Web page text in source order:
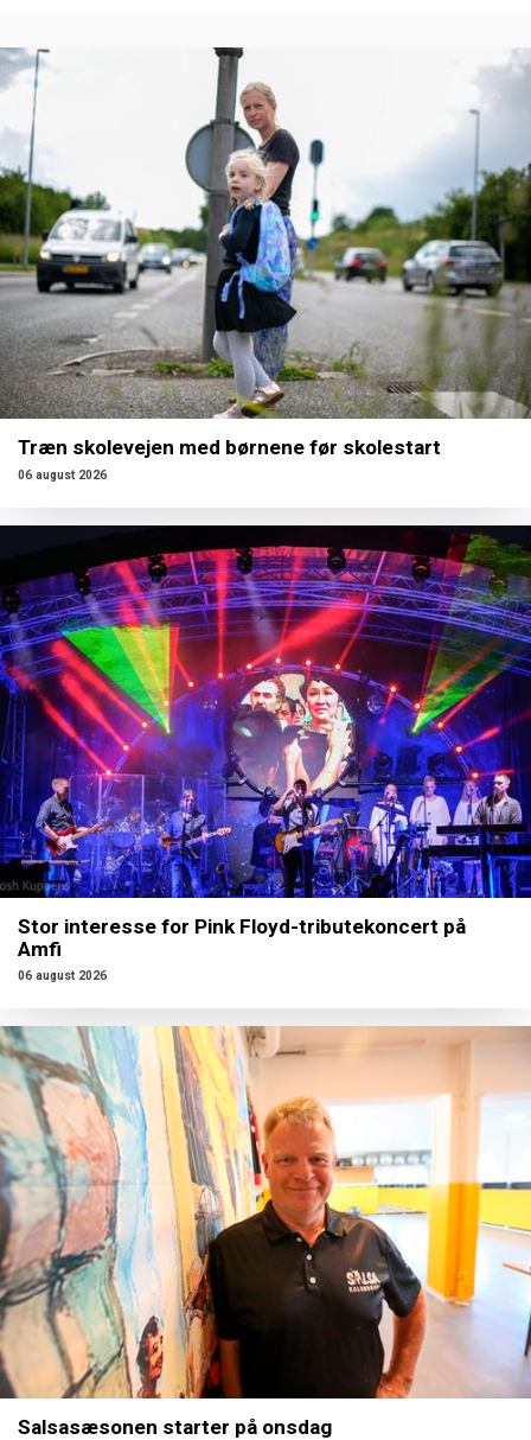
Træn skolevejen med børnene før skolestart
06 august 2026
Stor interesse for Pink Floyd-tributekoncert på
Amfi
06 august 2026
Salsasæsonen starter på onsdag